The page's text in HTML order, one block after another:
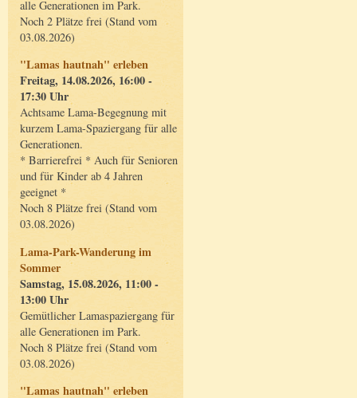
alle Generationen im Park.
Noch 2 Plätze frei (Stand vom
03.08.2026)
"Lamas hautnah" erleben
Freitag, 14.08.2026, 16:00 -
17:30 Uhr
Achtsame Lama-Begegnung mit
kurzem Lama-Spaziergang für alle
Generationen.
* Barrierefrei * Auch für Senioren
und für Kinder ab 4 Jahren
geeignet *
Noch 8 Plätze frei (Stand vom
03.08.2026)
Lama-Park-Wanderung im
Sommer
Samstag, 15.08.2026, 11:00 -
13:00 Uhr
Gemütlicher Lamaspaziergang für
alle Generationen im Park.
Noch 8 Plätze frei (Stand vom
03.08.2026)
"Lamas hautnah" erleben